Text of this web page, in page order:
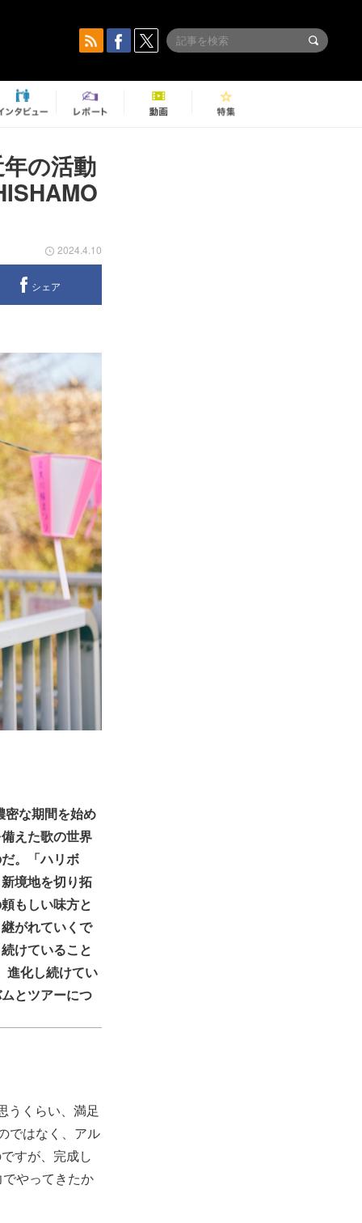
の活動
2024.4.10
シェア
な期間を始め
えた歌の世界
。「ハリボ
境地を切り拓
もしい味方と
がれていくで
けていること
進化し続けてい
とツアーにつ
うくらい、満足
ではなく、アル
すが、完成し
やってきたか